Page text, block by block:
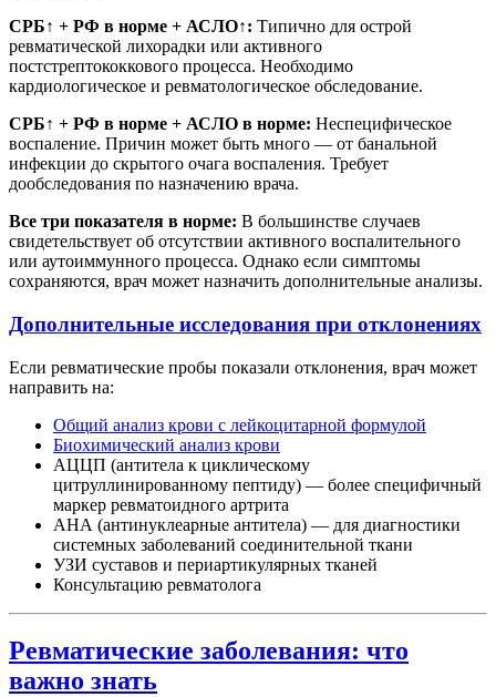
СРБ↑ + РФ в норме + АСЛО↑: Типично для острой
ревматической лихорадки или активного
постстрептококкового процесса. Необходимо
кардиологическое и ревматологическое обследование.
СРБ↑ + РФ в норме + АСЛО в норме: Неспецифическое
воспаление. Причин может быть много — от банальной
инфекции до скрытого очага воспаления. Требует
дообследования по назначению врача.
Все три показателя в норме: В большинстве случаев
свидетельствует об отсутствии активного воспалительного
или аутоиммунного процесса. Однако если симптомы
сохраняются, врач может назначить дополнительные анализы.
Дополнительные исследования при отклонениях
Если ревматические пробы показали отклонения, врач может
направить на:
Общий анализ крови с лейкоцитарной формулой
Биохимический анализ крови
АЦЦП (антитела к циклическому
цитруллинированному пептиду) — более специфичный
маркер ревматоидного артрита
АНА (антинуклеарные антитела) — для диагностики
системных заболеваний соединительной ткани
УЗИ суставов и периартикулярных тканей
Консультацию ревматолога
Ревматические заболевания: что
важно знать